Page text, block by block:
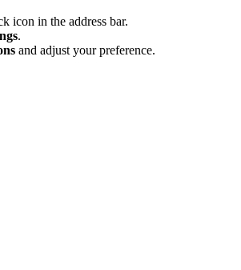
icon in the address bar.
.
and adjust your preference.